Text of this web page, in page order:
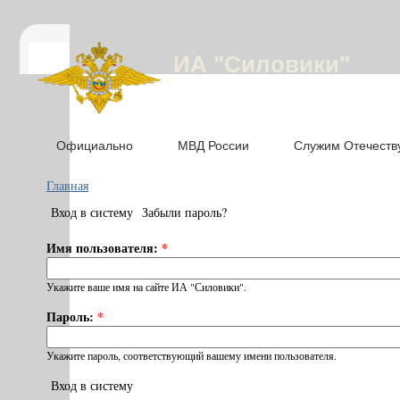
ИА "Силовики"
Официально МВД России Служим
Главная
Вход в систему Забыли пароль?
Имя пользователя: *
Укажите ваше имя на сайте ИА "Силовики".
Пароль: *
Укажите пароль, соответствующий вашему имени пользователя.
Вход в систему